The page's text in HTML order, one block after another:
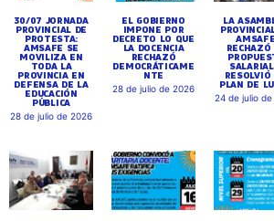
30/07 JORNADA
PROVINCIAL DE
PROTESTA:
AMSAFE SE
MOVILIZA EN
TODA LA
PROVINCIA EN
DEFENSA DE LA
EDUCACIÓN
PÚBLICA
28 de julio de 2026
EL GOBIERNO
IMPONE POR
DECRETO LO QUE
LA DOCENCIA
RECHAZÓ
DEMOCRÁTICAME
NTE
28 de julio de 2026
LA
AMSAFE
RECHAZÓ
RESOLVIÓ
PLAN DE
24 de julio